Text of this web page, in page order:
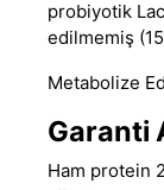
probiyotik
edilmemiş
Metabolize
Garanti
Ham protein